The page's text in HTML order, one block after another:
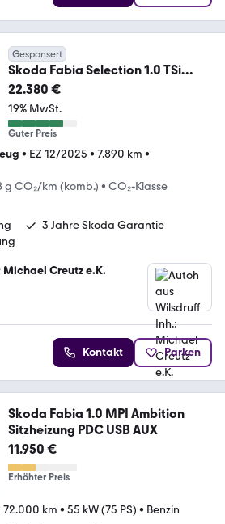
Gesponsert
Skoda Fabia Selection 1.0 TSi
Edition 130 DSG LED RFK
22.380 €
19% MwSt.
Guter Preis
• EZ 12/2025 • 7.890 km •
g CO₂/km (komb.) • CO₂-Klasse
3 Jahre Skoda Garantie
Creutz e.K.
Kontakt Parken
Skoda Fabia 1.0 MPI Ambition
Sitzheizung PDC USB AUX
11.950 €
Erhöhter Preis
72.000 km • 55 kW (75 PS) • Benzin